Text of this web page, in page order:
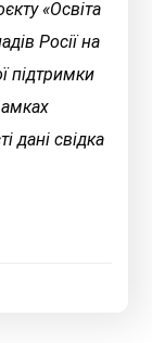
«Освіта
Росії на
підтримки
дані свідка